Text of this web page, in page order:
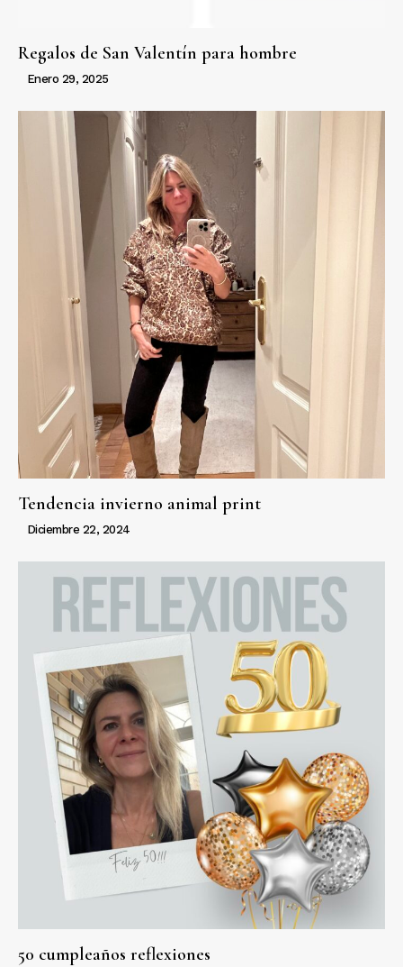
Regalos de San Valentín para hombre
Enero 29, 2025
Tendencia invierno animal print
Diciembre 22, 2024
50 cumpleaños reflexiones